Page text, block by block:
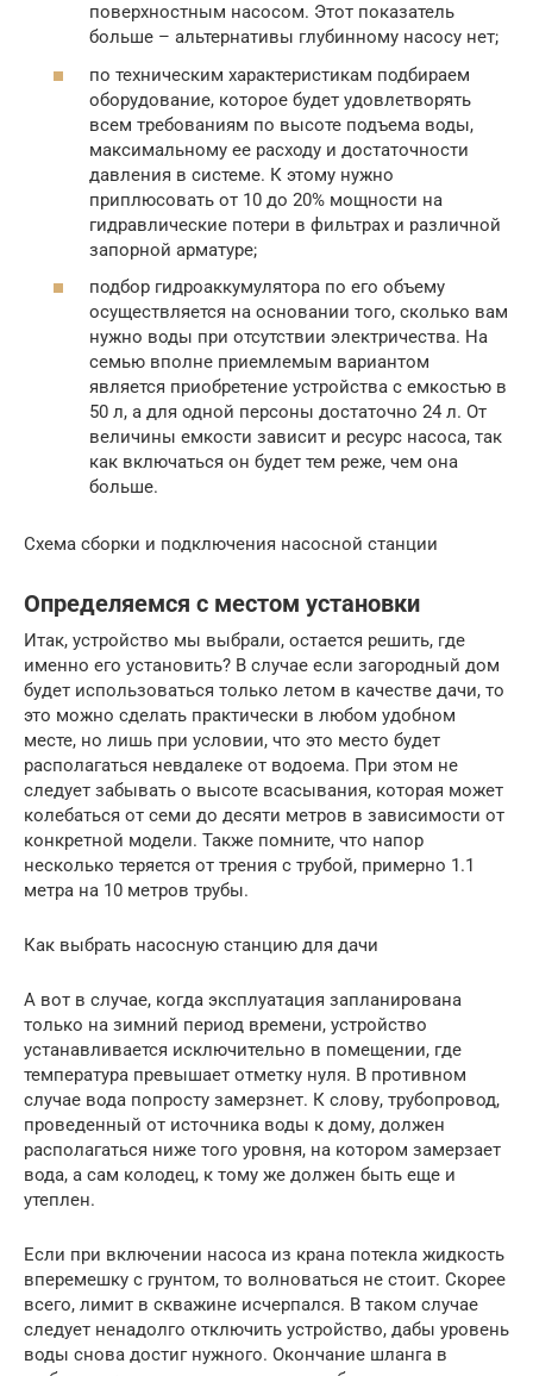
поверхностным насосом. Этот показатель
больше – альтернативы глубинному насосу нет;
по техническим характеристикам подбираем
оборудование, которое будет удовлетворять
всем требованиям по высоте подъема воды,
максимальному ее расходу и достаточности
давления в системе. К этому нужно
приплюсовать от 10 до 20% мощности на
гидравлические потери в фильтрах и различной
запорной арматуре;
подбор гидроаккумулятора по его объему
осуществляется на основании того, сколько вам
нужно воды при отсутствии электричества. На
семью вполне приемлемым вариантом
является приобретение устройства с емкостью в
50 л, а для одной персоны достаточно 24 л. От
величины емкости зависит и ресурс насоса, так
как включаться он будет тем реже, чем она
больше.
Схема сборки и подключения насосной станции
Определяемся с местом установки
Итак, устройство мы выбрали, остается решить, где
именно его установить? В случае если загородный дом
будет использоваться только летом в качестве дачи, то
это можно сделать практически в любом удобном
месте, но лишь при условии, что это место будет
располагаться невдалеке от водоема. При этом не
следует забывать о высоте всасывания, которая может
колебаться от семи до десяти метров в зависимости от
конкретной модели. Также помните, что напор
несколько теряется от трения с трубой, примерно 1.1
метра на 10 метров трубы.
Как выбрать насосную станцию для дачи
А вот в случае, когда эксплуатация запланирована
только на зимний период времени, устройство
устанавливается исключительно в помещении, где
температура превышает отметку нуля. В противном
случае вода попросту замерзнет. К слову, трубопровод,
проведенный от источника воды к дому, должен
располагаться ниже того уровня, на котором замерзает
вода, а сам колодец, к тому же должен быть еще и
утеплен.
Если при включении насоса из крана потекла жидкость
вперемешку с грунтом, то волноваться не стоит. Скорее
всего, лимит в скважине исчерпался. В таком случае
следует ненадолго отключить устройство, дабы уровень
воды снова достиг нужного. Окончание шланга в